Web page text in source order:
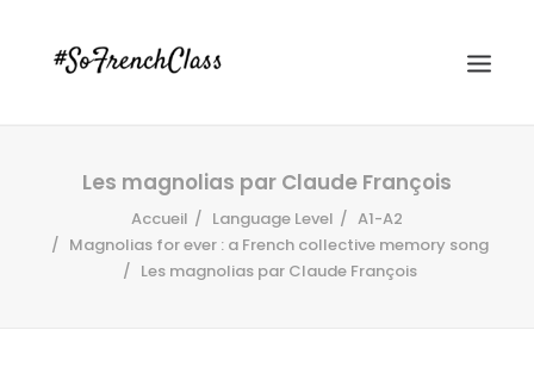
Les magnolias par Claude François
Accueil Language Level
A1-A2
Magnolias for ever : a French collective memory song
Les magnolias par Claude François